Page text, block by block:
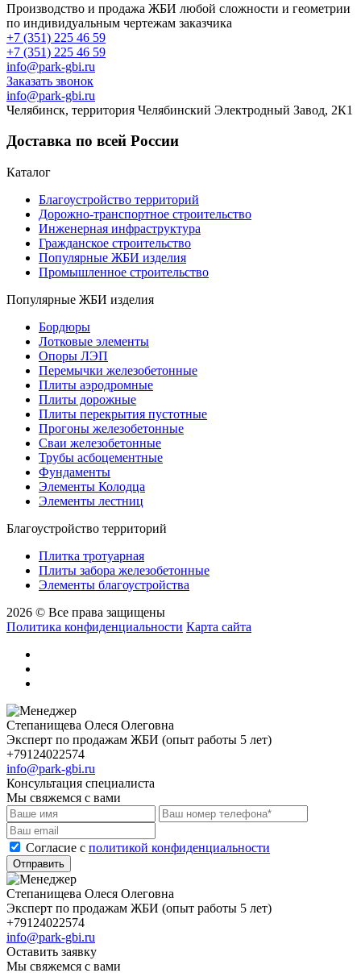
Производство и продажа ЖБИ любой сложности и геометрии
по индивидуальным чертежам заказчика
+7 (351) 225 46 59
+7 (351) 225 46 59
info@park-gbi.ru
Заказать звонок
info@park-gbi.ru
Челябинск, территория Челябинский Электродный Завод, 2К1
Доставка по всей России
Каталог
Благоустройство территорий
Дорожно-транспортное строительство
Инженерная инфраструктура
Гражданское строительство
Популярные ЖБИ изделия
Промышленное строительство
Популярные ЖБИ изделия
Бордюры
Лотковые элементы
Опоры ЛЭП
Перемычки железобетонные
Плиты аэродромные
Плиты дорожные
Плиты перекрытия пустотные
Прогоны железобетонные
Сваи железобетонные
Трубы асбоцементные
Фундаменты
Элементы Колодца
Элементы лестниц
Благоустройство территорий
Плитка тротуарная
Плиты забора железобетонные
Элементы благоустройства
2026 © Все права защищены
Политика конфиденциальности Карта сайта
Степанищева Олеся Олеговна
Эксперт по продажам ЖБИ (опыт работы 5 лет)
+79124022574
info@park-gbi.ru
Консультация специалиста
Мы свяжемся с вами
Cогласие с политикой конфиденциальности
Отправить
Степанищева Олеся Олеговна
Эксперт по продажам ЖБИ (опыт работы 5 лет)
+79124022574
info@park-gbi.ru
Оставить заявку
Мы свяжемся с вами